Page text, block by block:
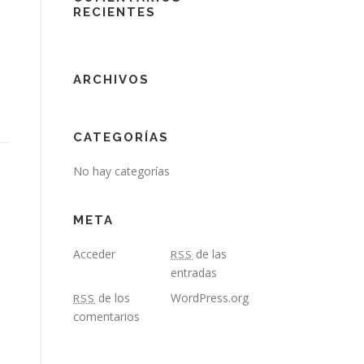
RECIENTES
ARCHIVOS
CATEGORÍAS
No hay categorías
META
Acceder RSS de las
entradas
RSS de los
comentarios
WordPress.org